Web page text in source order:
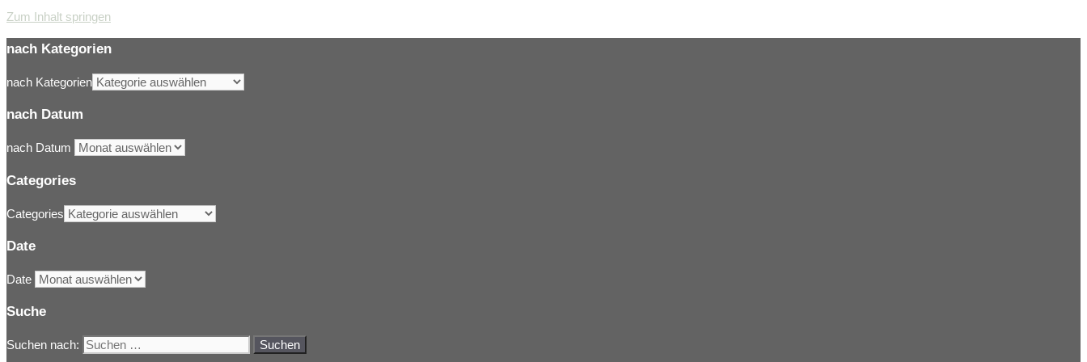
Zum Inhalt springen
nach Kategorien
nach Kategorien
nach Datum
nach Datum
Categories
Categories
Date
Date
Suche
Suchen nach: